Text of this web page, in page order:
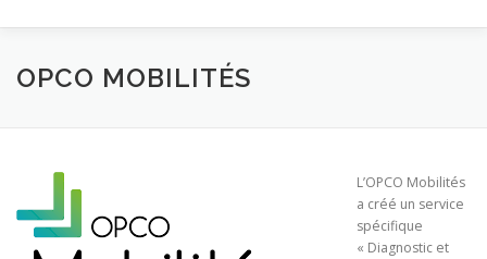
NOS OFFRES NOTRE ÉQUIPE
OPCO MOBILITÉS
L’OPCO Mobilités
a créé un service
spécifique
« Diagnostic et